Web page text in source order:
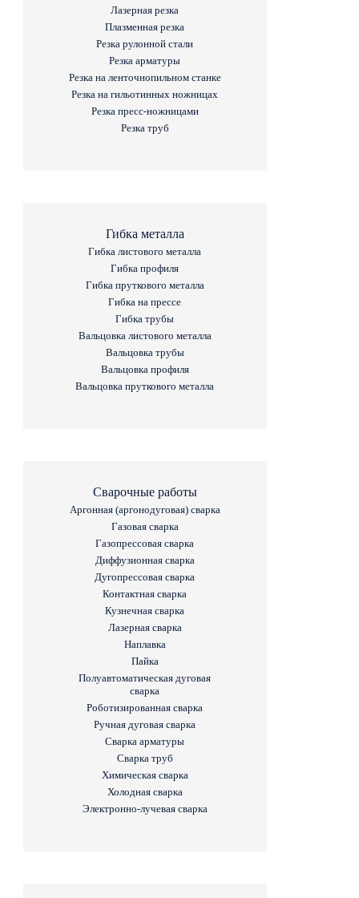
Лазерная резка
Плазменная резка
Резка рулонной стали
Резка арматуры
Резка на ленточнопильном станке
Резка на гильотинных ножницах
Резка пресс-ножницами
Резка труб
Гибка металла
Гибка листового металла
Гибка профиля
Гибка пруткового металла
Гибка на прессе
Гибка трубы
Вальцовка листового металла
Вальцовка трубы
Вальцовка профиля
Вальцовка пруткового металла
Сварочные работы
Аргонная (аргонодуговая) сварка
Газовая сварка
Газопрессовая сварка
Диффузионная сварка
Дугопрессовая сварка
Контактная сварка
Кузнечная сварка
Лазерная сварка
Наплавка
Пайка
Полуавтоматическая дуговая
сварка
Роботизированная сварка
Ручная дуговая сварка
Сварка арматуры
Сварка труб
Химическая сварка
Холодная сварка
Электронно-лучевая сварка